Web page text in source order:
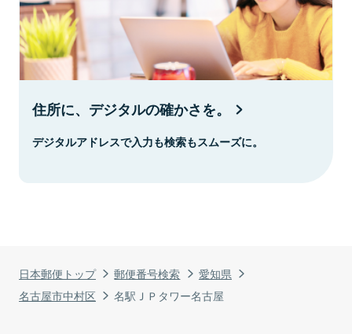
日本郵便トップ 郵便番号検索
愛知県
名古屋市中村区
名駅ＪＰタワー名古屋
住所に、デジタルの確かさを。
デジタルアドレスで入力も検索もスムーズに。